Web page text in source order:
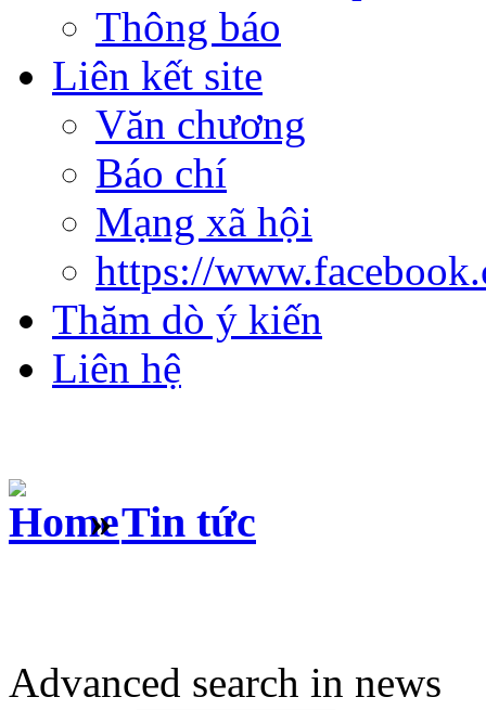
Thông báo
Liên kết site
Văn chương
Báo chí
Mạng xã hội
https://
Thăm dò ý kiến
Liên hệ
» Tin tức
Advanced search in news